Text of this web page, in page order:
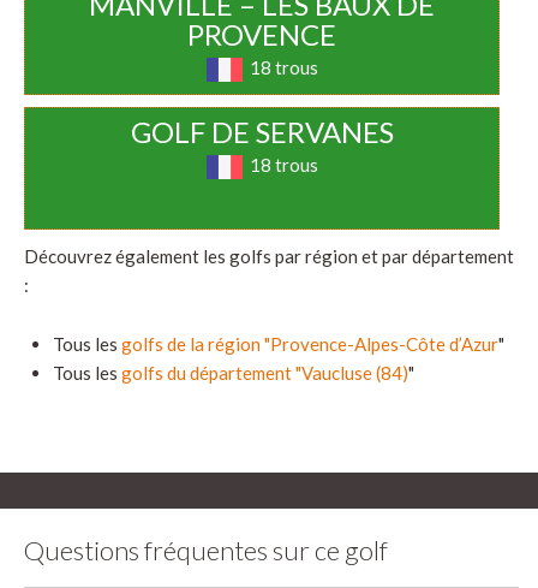
PROVENCE
18 trous
GOLF DE SERVANES
18 trous
Découvrez également les golfs par région et par département
:
Tous les golfs de la région "Provence-Alpes-Côte d’Azur"
Tous les golfs du département "Vaucluse (84)"
Questions fréquentes sur ce golf